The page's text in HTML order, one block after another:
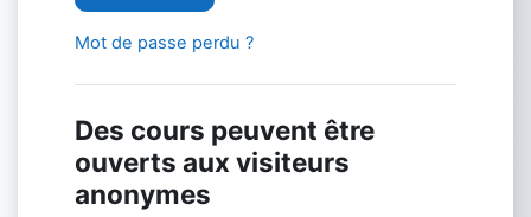
Mot de passe perdu ?
Des cours peuvent être
ouverts aux visiteurs
anonymes